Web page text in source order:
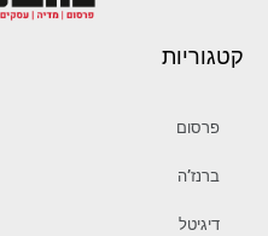
קטגוריות
פרסום
ברנז’ה
דיגיטל